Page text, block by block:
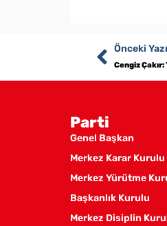
Önceki Yazı
Cengiz Çakır:
Parti
Genel Başkan
Merkez Karar Kurulu
Merkez Yürütme
Başkanlık Kurulu
Merkez Disiplin